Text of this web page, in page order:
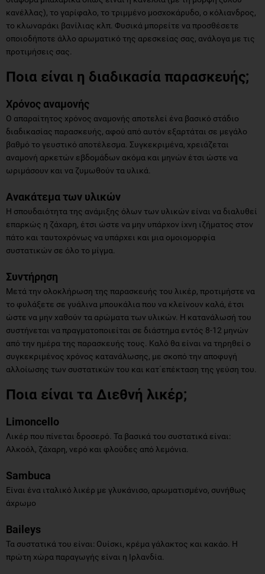
κανέλλας), το γαρίφαλο, το τριμμένο μοσχοκάρυδο, ο κόλιανδρος,
το κλωναράκι βανίλιας κλπ. Φυσικά μπορείτε να προσθέσετε
οποιοδήποτε άλλο αρωματικό της αρεσκείας σας, ανάλογα με τις
προτιμήσεις σας.
Ποια είναι η διαδικασία παρασκευής;
Χρόνος αναμονής
Ο απαραίτητος χρόνος αναμονής αποτελεί ένα βασικό στάδιο
διαδικασίας παρασκευής, αφού από αυτόν εξαρτάται σε μεγάλο
βαθμό το γευστικό αποτέλεσμα. Συγκεκριμένα, χρειάζεται
αναμονή αρκετών εβδομάδων ακόμα και μηνών έτσι ώστε να
ωριμάσουν και να ζυμωθούν τα υλικά.
Ανακάτεμα των υλικών
Η σπουδαιότητα της ανάμιξης όλων των υλικών είναι να διαλυθεί
επαρκώς η ζάχαρη, έτσι ώστε να μην υπάρχον ίχνη ιζήματος στον
πάτο και ταυτοχρόνως να υπάρχει και μια ομοιομορφία
συστατικών σε όλο το μίγμα.
Συντήρηση
Μετά την ολοκλήρωση της παρασκευής του λικέρ, προτιμήστε να
το φυλάξετε σε γυάλινα μπουκάλια που να κλείνουν καλά, έτσι
ώστε να μην χαθούν τα αρώματα των υλικών. Η κατανάλωσή του
συστήνεται να πραγματοποιείται σε διάστημα εντός 8-12 μηνών
από την ημέρα της παρασκευής τους. Καλό θα είναι να τηρηθεί ο
συγκεκριμένος χρόνος κατανάλωσης, με σκοπό την αποφυγή
αλλοίωσης των συστατικών του και κατ΄επέκταση της γεύση του.
Ποια είναι τα Διεθνή λικέρ;
Limoncello
Λικέρ που πίνεται δροσερό. Τα βασικά του συστατικά είναι:
Αλκοόλ, ζάχαρη, νερό και φλούδες από λεμόνια.
Sambuca
Είναι ένα ιταλικό λικέρ με γλυκάνισο, αρωματισμένο, συνήθως
άχρωμο
Baileys
Τα συστατικά του είναι: Ουίσκι, κρέμα γάλακτος και κακάο. Η
πρώτη χώρα παραγωγής είναι η Ιρλανδία.